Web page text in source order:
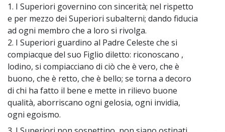
1. I Superiori governino con sincerità; nel rispetto
e per mezzo dei Superiori subalterni; dando fiducia
ad ogni membro che a loro si rivolga.
2. I Superiori guardino al Padre Celeste che si
compiacque del suo Figlio diletto: riconoscano ,
lodino, si compiacciano di ciò che è vero, che è
buono, che è retto, che è bello; se torna a decoro
di chi ha fatto il bene e mette in rilievo buone
qualità, aborriscano ogni gelosia, ogni invidia,
ogni egoismo.